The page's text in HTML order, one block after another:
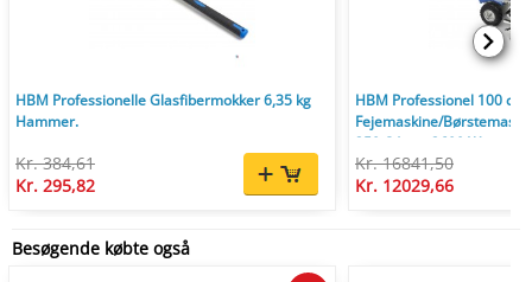
HBM Professionelle Glasfibermokker 6,35 kg
Hammer.
Kr. 384,61
Kr. 295,82
HBM Professionel 100 cm
Fejemaskine/
350 O/min, 3600 W.
Kr. 16841,50
Kr. 12029,66
Besøgende købte også